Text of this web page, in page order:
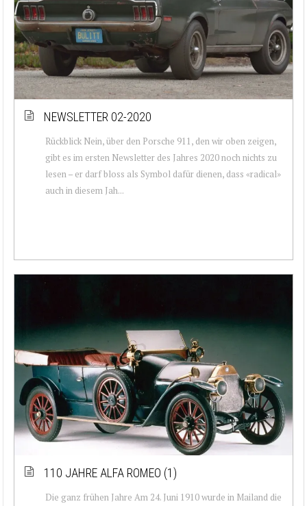
NEWSLETTER 02-2020
Rückblick Nein, über den Porsche 911, den wir oben zeigen,
gibt es im ersten Newsletter des Jahres 2020 noch nichts zu
lesen – er darf bloss als Symbol dafür dienen, dass «radical»
auch in diesem Jah...
110 JAHRE ALFA ROMEO (1)
Die ganz frühen Jahre Am 24. Juni 1910 wurde in Mailand die